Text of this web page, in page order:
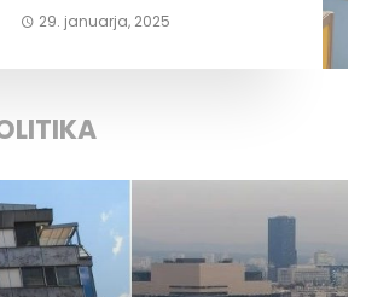
29. januarja, 2025